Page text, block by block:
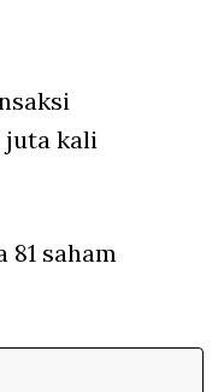
juta kali
81 saham